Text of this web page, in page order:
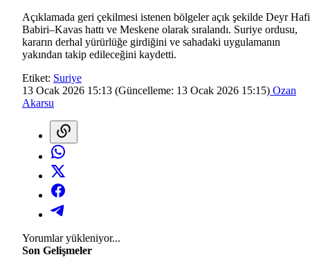
Açıklamada geri çekilmesi istenen bölgeler açık şekilde Deyr
Babiri–Kavas hattı ve Meskene olarak sıralandı. Suriye ordusu,
kararın derhal yürürlüğe girdiğini ve sahadaki uygulamanın
yakından takip edileceğini kaydetti.
Etiket: Suriye
13 Ocak 2026 15:13 (Güncelleme: 13 Ocak 2026 15:15) Ozan
Akarsu
Yorumlar yükleniyor...
Son Gelişmeler